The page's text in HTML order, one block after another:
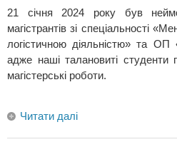
21 січня 2024 року був
магістрантів зі спеціальності
логістичною діяльністю» та ОП
адже наші талановиті студенти
магістерські роботи.
Читати далі